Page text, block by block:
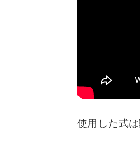
使用した式